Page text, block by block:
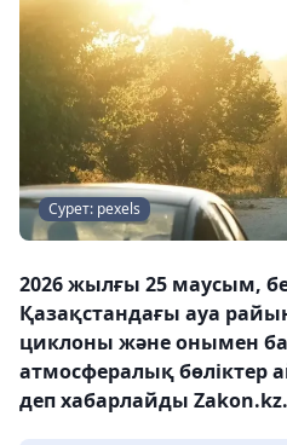
Сурет: pexels
2026 жылғы 25 маусым,
Қазақстандағы ауа
циклоны және онымен
атмосфералық
деп хабарлайды Zakon.kz.